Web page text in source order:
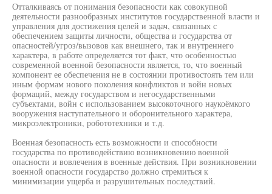
Отталкиваясь от понимания безопасности как совокупной
деятельности разнообразных институтов государственной власти и
управления для достижения целей и задач, связанных с
обеспечением защиты личности, общества и государства от
опасностей/угроз/вызовов как внешнего, так и внутреннего
характера, в работе определяется тот факт, что особенностью
современной военной безопасности является, то, что военный
компонент ее обеспечения не в состоянии противостоять тем или
иным формам нового поколения конфликтов и войн новых
формаций, между государством и негосударственными
субъектами, войн с использованием высокоточного наукоёмкого
вооружения наступательного и оборонительного характера,
микроэлектроники, робототехники и т.д.
Военная безопасность есть возможности и способности
государства по противодействию возникновению военной
опасности и вовлечения в военные действия. При возникновении
военной опасности государство должно стремиться к
минимизации ущерба и разрушительных последствий.